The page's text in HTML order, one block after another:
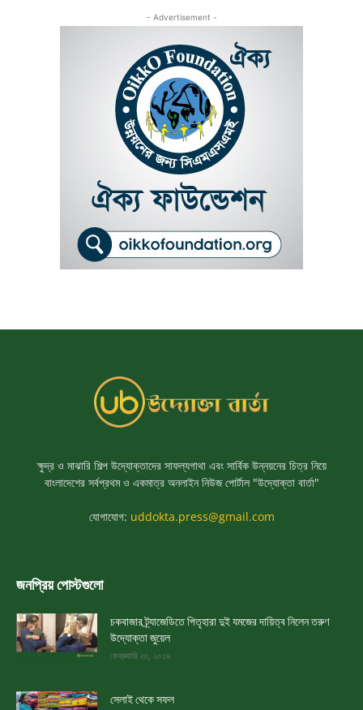
- Advertisement -
ক্ষুদ্র ও মাঝারি শিল্প উদ্যোক্তাদের সাফল্যগাথা এবং সার্বিক উন্নয়নের চিত্র নিয়ে
বাংলাদেশের সর্বপ্রথম ও একমাত্র অনলাইন নিউজ পোর্টাল "উদ্যোক্তা বার্তা"
যোগাযোগ: uddokta.press@gmail.com
জনপ্রিয় পোস্টগুলো
চকবাজার ট্র্যাজেডিতে পিতৃহারা দুই যমজের দায়িত্ব নিলেন তরুণ
উদ্যোক্তা জুয়েল
ফেব্রুয়ারি ২৩, ২০১৯
সেলাই থেকে সফল